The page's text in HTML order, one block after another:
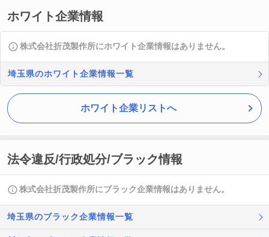
ホワイト企業情報
株式会社折茂製作所にホワイト企業情報はありません。
埼玉県のホワイト企業情報一覧
ホワイト企業リストへ
法令違反/行政処分/ブラック情報
株式会社折茂製作所にブラック企業情報はありません。
埼玉県のブラック企業情報一覧